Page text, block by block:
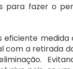
para fazer o
eficiente
com a retirada